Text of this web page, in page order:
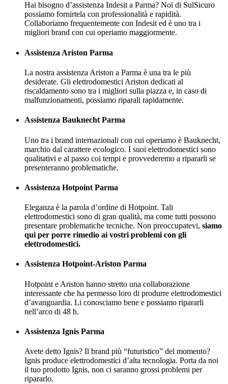
Hai bisogno d’assistenza Indesit a Parma? Noi di SulSicuro
possiamo fornirtela con professionalità e rapidità.
Collaboriamo frequentemente con Indesit ed è uno tra i
migliori brand con cui operiamo maggiormente.
Assistenza Ariston Parma
La nostra assistenza Ariston a Parma è una tra le più
desiderate. Gli elettrodomestici Ariston dedicati al
riscaldamento sono tra i migliori sulla piazza e, in caso di
malfunzionamenti, possiamo riparali rapidamente.
Assistenza Bauknecht Parma
Uno tra i brand internazionali con cui operiamo è Bauknecht,
marchio dal carattere ecologico. I suoi elettrodomestici sono
qualitativi e al passo coi tempi e provvederemo a ripararli se
presenteranno problematiche.
Assistenza Hotpoint Parma
Eleganza è la parola d’ordine di Hotpoint. Tali
elettrodomestici sono di gran qualità, ma come tutti possono
presentare problematiche tecniche. Non preoccupatevi, siamo
qui per porre rimedio ai vostri problemi con gli
elettrodomestici.
Assistenza Hotpoint-Ariston Parma
Hotpoint e Ariston hanno stretto una collaborazione
interessante che ha permesso loro di produrre elettrodomestici
d’avanguardia. Li conosciamo bene e possiamo ripararli
nell’arco di 48 h.
Assistenza Ignis Parma
Avete detto Ignis? Il brand più “futuristico” del momento?
Ignis produce elettrodomestici d’alta tecnologia. Porta da noi
il tuo prodotto Ignis, non ci saranno grossi problemi per
ripararlo.